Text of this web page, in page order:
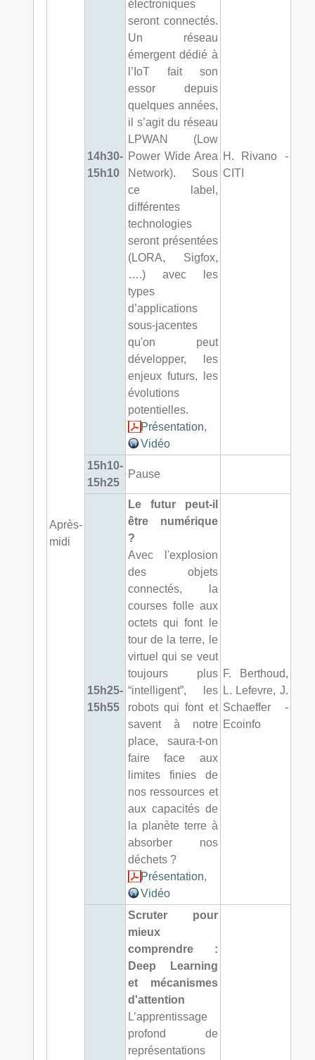
Après-
midi
14h30-
15h10
électroniques
seront connectés.
Un réseau
émergent dédié à
l’IoT fait son
essor depuis
quelques années,
il s’agit du réseau
LPWAN (Low
Power Wide Area
Network). Sous
ce label,
différentes
technologies
seront présentées
(LORA, Sigfox,
….) avec les
types
d’applications
sous-jacentes
qu'on peut
développer, les
enjeux futurs, les
évolutions
potentielles.
Présentation,
Vidéo
H. Rivano -
CITI
15h10-
15h25
Pause
15h25-
15h55
Le futur peut-il
être numérique
?
Avec l'explosion
des objets
connectés, la
courses folle aux
octets qui font le
tour de la terre, le
virtuel qui se veut
toujours plus
“intelligent”, les
robots qui font et
savent à notre
place, saura-t-on
faire face aux
limites finies de
nos ressources et
aux capacités de
la planète terre à
absorber nos
déchets ?
Présentation,
Vidéo
F. Berthoud,
L. Lefevre, J.
Schaeffer -
Ecoinfo
Scruter pour
mieux
comprendre :
Deep Learning
et mécanismes
d'attention
L’apprentissage
profond de
représentations